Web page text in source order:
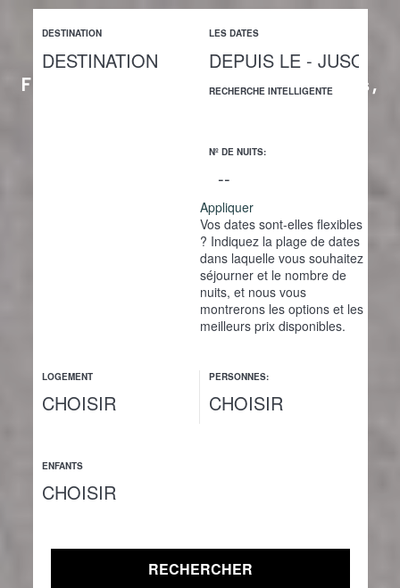
u
Fine hospitality in unique places,
DESTINATION LES DATES
RECHERCHE INTELLIGENTE
Nº DE NUITS:
Appliquer
Vos dates sont-elles flexibles
? Indiquez la plage de dates
dans laquelle vous souhaitez
séjourner et le nombre de
nuits, et nous vous
montrerons les options et les
meilleurs prix disponibles.
LOGEMENT PERSONNES:
ENFANTS
RECHERCHER